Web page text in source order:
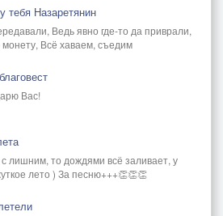
тебя Назаретянин
Ведь явно где-то да приврали,
Всё хаваем, съедим
Вас!
лишним, то дождями всё заливает, у
лето ) За песню+++👏👏👏